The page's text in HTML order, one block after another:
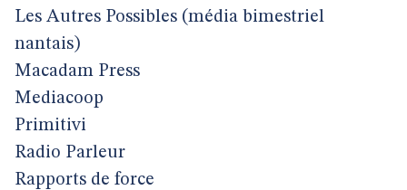
Les Autres Possibles (média bimestriel
nantais)
Macadam Press
Mediacoop
Primitivi
Radio Parleur
Rapports de force